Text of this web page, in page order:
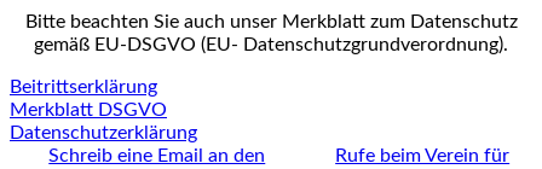
Bitte beachten Sie auch unser Merkblatt zum Datenschutz
gemäß EU-DSGVO (EU- Datenschutz­grundverordnung).
Beitrittserklärung
Merkblatt DSGVO
Datenschutzerklärung
Schreib eine Email an den
Rufe beim Verein für